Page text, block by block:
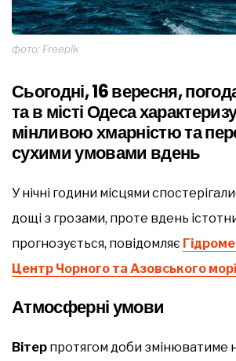
фото: Freepik
Сьогодні, 16 вересня,
та в місті Одеса
мінливою хмарністю та
сухими умовами вдень
У нічні години місцями
дощі з грозами, проте вдень
прогнозується, повідомляє
Центр Чорного та Азовського
Атмосферні умови
Вітер протягом доби змінюватиме